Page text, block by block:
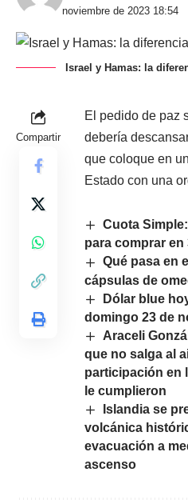
noviembre de 2023 18:54
Israel y Hamas: la
Compartir
El pedido de paz
debería
que coloque en
Estado con una
Cuota
para comprar en
Qué pasa en
cápsulas de
Dólar blue
domingo 23 de
Araceli
que no salga al
participación en
le cumplieron
Islandia se
volcánica
evacuación a
ascenso